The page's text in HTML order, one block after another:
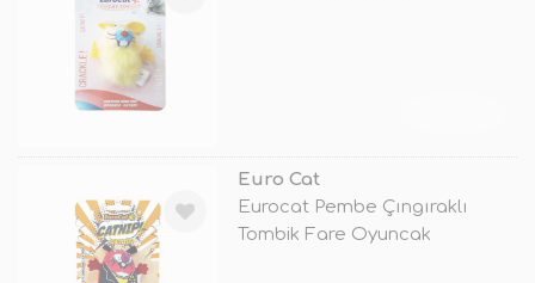
Euro Cat
Eurocat Pembe Çıngıraklı
Tombik Fare Oyuncak